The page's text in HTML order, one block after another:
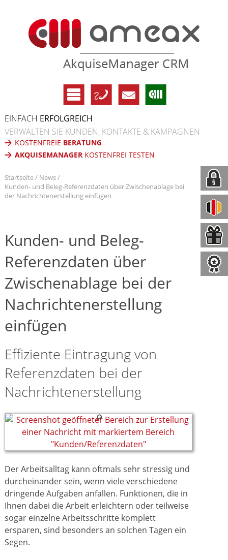
EINFACH ERFOLGREICH
VERWALTEN SIE KUNDEN, KONTAKTE & KAMPAGNEN
KOSTENFREIE BERATUNG
AKQUISEMANAGERKOSTENFREI TESTEN
Startseite
News
Kunden- und Beleg-Referenzdaten über Zwischenablage bei
der Nachrichtenerstellung einfügen
Kunden- und Beleg-
Referenzdaten über
Zwischenablage bei der
Nachrichtenerstellung
einfügen
Effiziente Eintragung von
Referenzdaten bei der
Nachrichtenerstellung
Der Arbeitsalltag kann oftmals sehr stressig und
durcheinander sein, wenn viele verschiedene
dringende Aufgaben anfallen. Funktionen, die in
Ihnen dabei die Arbeit erleichtern oder teilweise
sogar einzelne Arbeitsschritte komplett
ersparen, sind besonders an solchen Tagen ein
Segen.